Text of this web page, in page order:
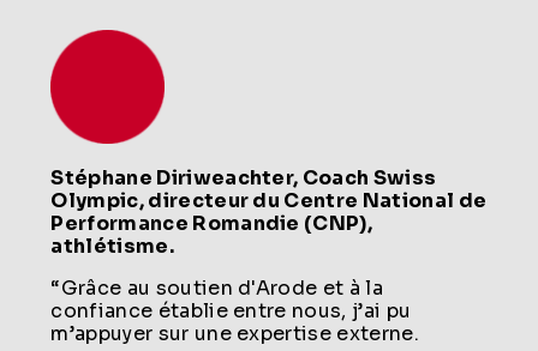
Stéphane Diriweachter, Coach Swiss
Olympic, directeur du Centre National de
Performance Romandie (CNP),
athlétisme.
“Grâce au soutien d'Arode et à la
confiance établie entre nous, j’ai pu
m’appuyer sur une expertise externe.